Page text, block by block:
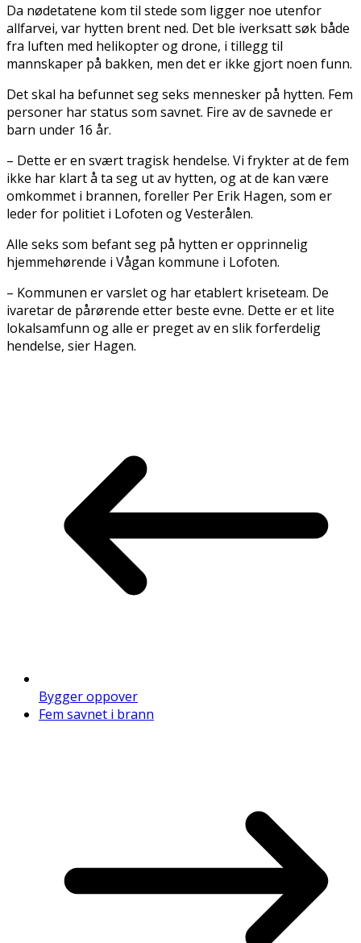
Da nødetatene kom til stede som ligger noe utenfor
allfarvei, var hytten brent ned. Det ble iverksatt søk både
fra luften med helikopter og drone, i tillegg til
mannskaper på bakken, men det er ikke gjort noen funn.
Det skal ha befunnet seg seks mennesker på hytten. Fem
personer har status som savnet. Fire av de savnede er
barn under 16 år.
– Dette er en svært tragisk hendelse. Vi frykter at de fem
ikke har klart å ta seg ut av hytten, og at de kan være
omkommet i brannen, foreller Per Erik Hagen, som er
leder for politiet i Lofoten og Vesterålen.
Alle seks som befant seg på hytten er opprinnelig
hjemmehørende i Vågan kommune i Lofoten.
– Kommunen er varslet og har etablert kriseteam. De
ivaretar de pårørende etter beste evne. Dette er et lite
lokalsamfunn og alle er preget av en slik forferdelig
hendelse, sier Hagen.
Bygger oppover
Fem savnet i brann